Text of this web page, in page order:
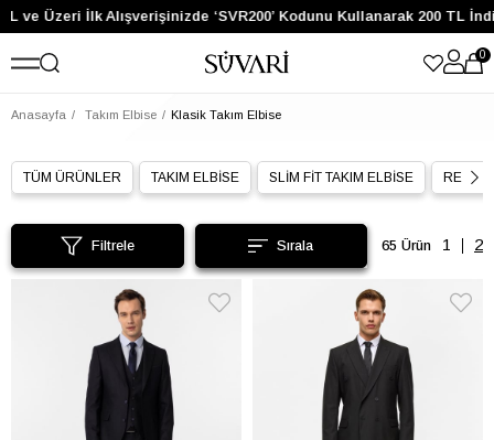
Üzeri İlk Alışverişinizde ‘SVR200’ Kodunu Kullanarak 200 TL İndirim
0
Anasayfa Takım Elbise Klasik Takım Elbise
TÜM ÜRÜNLER TAKIM ELBİSE SLİM FİT TAKIM ELBİSE
Filtrele 65 Ürün